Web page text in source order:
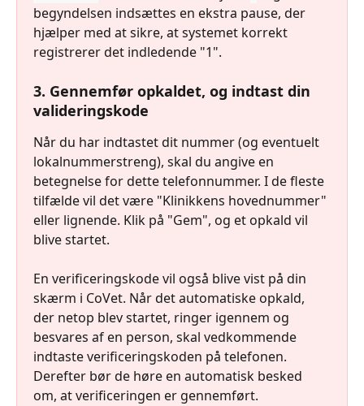
begyndelsen indsættes en ekstra pause, der
hjælper med at sikre, at systemet korrekt
registrerer det indledende "1".
3. Gennemfør opkaldet, og indtast din
valideringskode
Når du har indtastet dit nummer (og eventuelt
lokalnummerstreng), skal du angive en
betegnelse for dette telefonnummer. I de fleste
tilfælde vil det være "Klinikkens hovednummer"
eller lignende. Klik på "Gem", og et opkald vil
blive startet.
En verificeringskode vil også blive vist på din
skærm i CoVet. Når det automatiske opkald,
der netop blev startet, ringer igennem og
besvares af en person, skal vedkommende
indtaste verificeringskoden på telefonen.
Derefter bør de høre en automatisk besked
om, at verificeringen er gennemført.